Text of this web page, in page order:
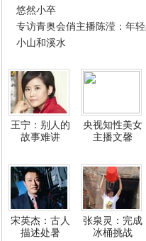
悠然小卒
专访青奥会俏主播陈滢：年
小山和溪水
王宁：别人的
故事难讲
央视知性美女
主播文馨
宋英杰：古人
描述处暑
张泉灵：完成
冰桶挑战